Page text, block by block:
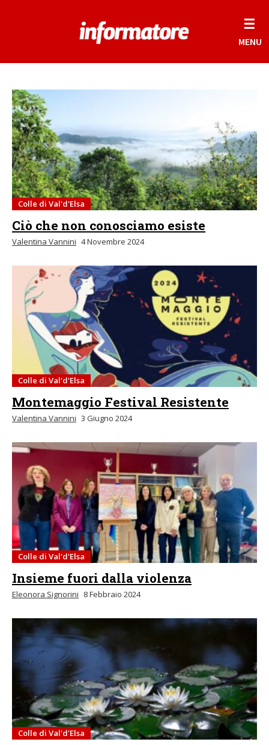
☰
MENU
Colle di Val'd'Elsa
Ciò che non conosciamo esiste
Valentina Vannini 4 Novembre 2024
Colle di Val'd'Elsa
Montemaggio Festival Resistente
Valentina Vannini 3 Giugno 2024
Colle di Val'd'Elsa
Insieme fuori dalla violenza
Eleonora Signorini 8 Febbraio 2024
Colle di Val'd'Elsa